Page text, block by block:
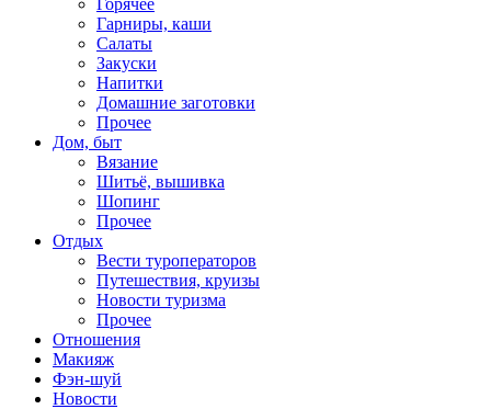
Горячее
Гарниры, каши
Салаты
Закуски
Напитки
Домашние заготовки
Прочее
Дом, быт
Вязание
Шитьё, вышивка
Шопинг
Прочее
Отдых
Вести туроператоров
Путешествия, круизы
Новости туризма
Прочее
Отношения
Макияж
Фэн-шуй
Новости